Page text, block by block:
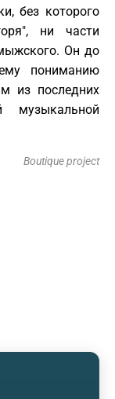
без которого
ни части
Он до
пониманию
из последних
музыкальной
Boutique project